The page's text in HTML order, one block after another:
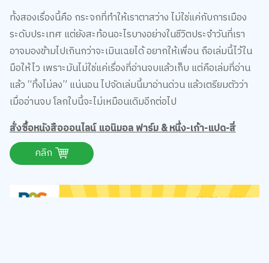
ทั้งสองเรื่องนี้คือ กระจกที่ทำให้เราตาสว่าง ไม่ใช่แค่กับการเมือง
ระดับประเทศ แต่ยังสะท้อนอะไรบางอย่างในชีวิตประจำวันที่เรา
อาจมองข้ามไปเกินกว่าจะเมินเฉยได้ อยากให้เพื่อน ถือเล่มนี้ไว้ใน
มือให้ไว เพราะมันไม่ใช่แค่เรื่องที่อ่านจบแล้วเก็บ แต่คือเล่มที่อ่าน
แล้ว “ทิ้งไม่ลง” แน่นอน ไปจัดเล่มนี้มาอ่านด่วน แล้วเตรียมตัวว่า
เมื่ออ่านจบ โลกใบนี้จะไม่เหมือนเดิมอีกต่อไป
สั่งซื้อหนังสือออนไลน์ แอนิมอล ฟาร์ม & หนึ่ง-เก้า-แปด-สี่
คลิก